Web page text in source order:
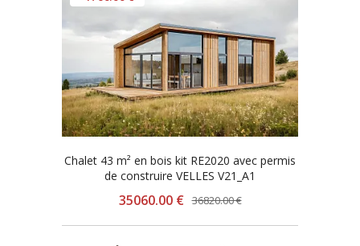
Chalet 43 m² en bois kit RE2020 avec permis
de construire VELLES V21_A1
35060.00 € 36820.00 €